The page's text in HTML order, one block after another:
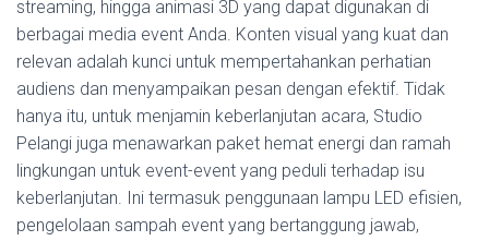
streaming, hingga animasi 3D yang dapat digunakan di
berbagai media event Anda. Konten visual yang kuat dan
relevan adalah kunci untuk mempertahankan perhatian
audiens dan menyampaikan pesan dengan efektif. Tidak
hanya itu, untuk menjamin keberlanjutan acara, Studio
Pelangi juga menawarkan paket hemat energi dan ramah
lingkungan untuk event-event yang peduli terhadap isu
keberlanjutan. Ini termasuk penggunaan lampu LED efisien,
pengelolaan sampah event yang bertanggung jawab,